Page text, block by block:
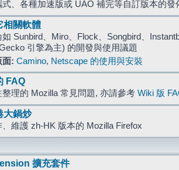
式、各種加速版或 UAO 補完等自訂版本的發
相關軟體
如 Sunbird、Miro、Flock、Songbird、
引擎為主) 的開發與使用議題
面: Camino, Netscape 的使用與安裝
FAQ
整理的 Mozilla 常見問題, 亦請參考 Wiki 版
大鍋炒
、維護 zh-HK 版本的 Mozilla Firefox
擴充套件